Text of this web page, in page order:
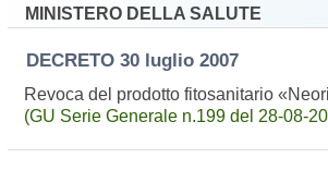
MINISTERO DELLA SALUTE
DECRETO 30 luglio 2007
Revoca del prodotto fitosanitario
(GU Serie Generale n.199 del 28-08-